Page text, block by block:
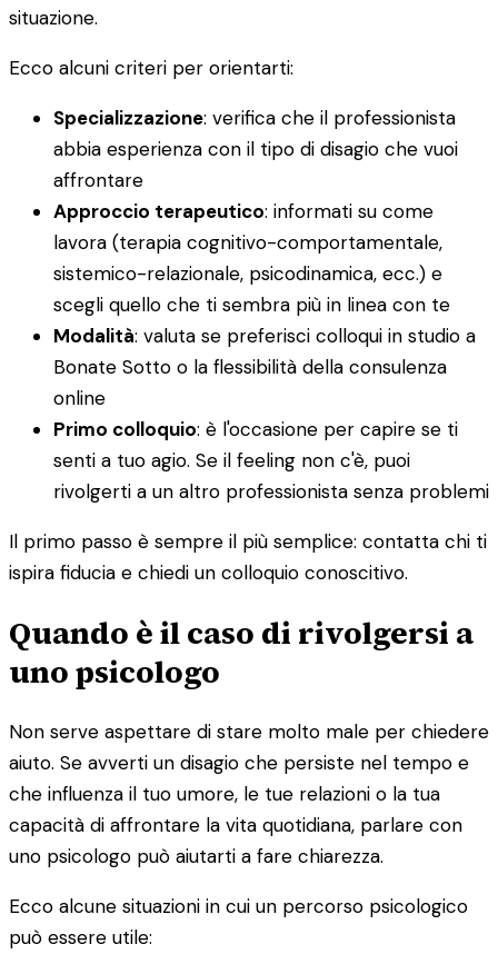
situazione.
Ecco alcuni criteri per orientarti:
Specializzazione: verifica che il professionista
abbia esperienza con il tipo di disagio che vuoi
affrontare
Approccio terapeutico: informati su come
lavora (terapia cognitivo-comportamentale,
sistemico-relazionale, psicodinamica, ecc.) e
scegli quello che ti sembra più in linea con te
Modalità: valuta se preferisci colloqui in studio a
Bonate Sotto o la flessibilità della consulenza
online
Primo colloquio: è l'occasione per capire se ti
senti a tuo agio. Se il feeling non c'è, puoi
rivolgerti a un altro professionista senza problemi
Il primo passo è sempre il più semplice: contatta chi ti
ispira fiducia e chiedi un colloquio conoscitivo.
Quando è il caso di rivolgersi a
uno psicologo
Non serve aspettare di stare molto male per chiedere
aiuto. Se avverti un disagio che persiste nel tempo e
che influenza il tuo umore, le tue relazioni o la tua
capacità di affrontare la vita quotidiana, parlare con
uno psicologo può aiutarti a fare chiarezza.
Ecco alcune situazioni in cui un percorso psicologico
può essere utile: